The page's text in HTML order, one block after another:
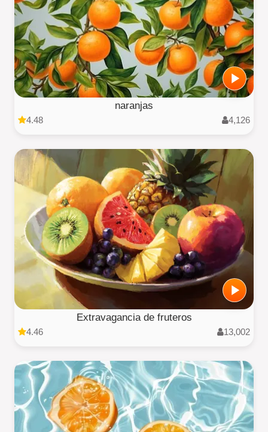
naranjas
4.48 4,126
Extravagancia de fruteros
4.46 13,002